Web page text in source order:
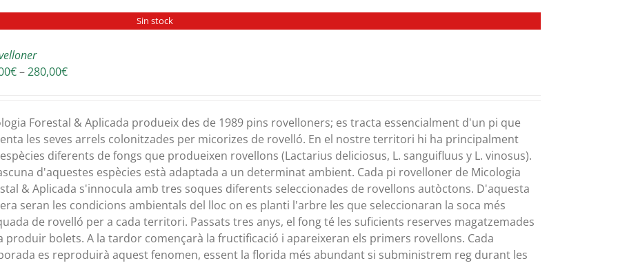
Sin stock
€–280,00€Interval
135,00€
a
280,00€
Forestal & Aplicada produeix des de 1989 pins rovelloners; es tracta essencialment d'un pi que
les seves arrels colonitzades per micorizes de rovelló. En el nostre territori hi ha principalment
diferents de fongs que produeixen rovellons (Lactarius deliciosus, L. sanguifluus y L. vinosus).
d'aquestes espècies està adaptada a un determinat ambient. Cada pi rovelloner de Micologia
& Aplicada s'innocula amb tres soques diferents seleccionades de rovellons autòctons. D'aquesta
seran les condicions ambientals del lloc on es planti l'arbre les que seleccionaran la soca més
de rovelló per a cada territori. Passats tres anys, el fong té les suficients reserves magatzemades
produir bolets. A la tardor començarà la fructificació i apareixeran els primers rovellons. Cada
es reproduirà aquest fenomen, essent la florida més abundant si subministrem reg durant les